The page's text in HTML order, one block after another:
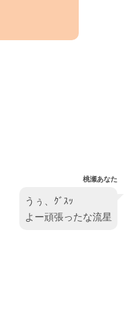
桃瀬あなた
うぅ、ｸﾞｽｯ
よー頑張ったな流星